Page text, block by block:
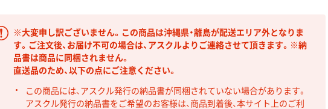
※大変申し訳ございません。この商品は沖縄県・離島が配送エリア外となりま
す。ご注文後、お届け不可の場合は、アスクルよりご連絡させて頂きます。※納
品書は商品に同梱されません。
直送品のため、以下の点にご注意ください。
この商品には、アスクル発行の納品書が同梱されていない場合があります。
アスクル発行の納品書をご希望のお客様は、商品到着後、本サイト上のご利